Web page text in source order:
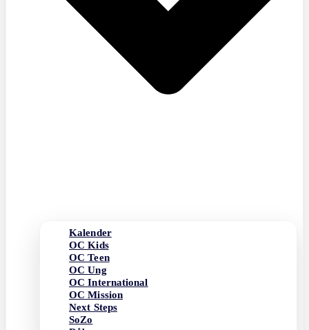
Kalender
OC Kids
OC Teen
OC Ung
OC International
OC Mission
Next Steps
SoZo